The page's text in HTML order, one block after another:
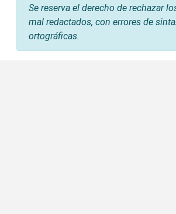
Se reserva el derecho de rechazar
mal redactados, con errores de
ortográficas.